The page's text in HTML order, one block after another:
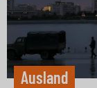
Ausland